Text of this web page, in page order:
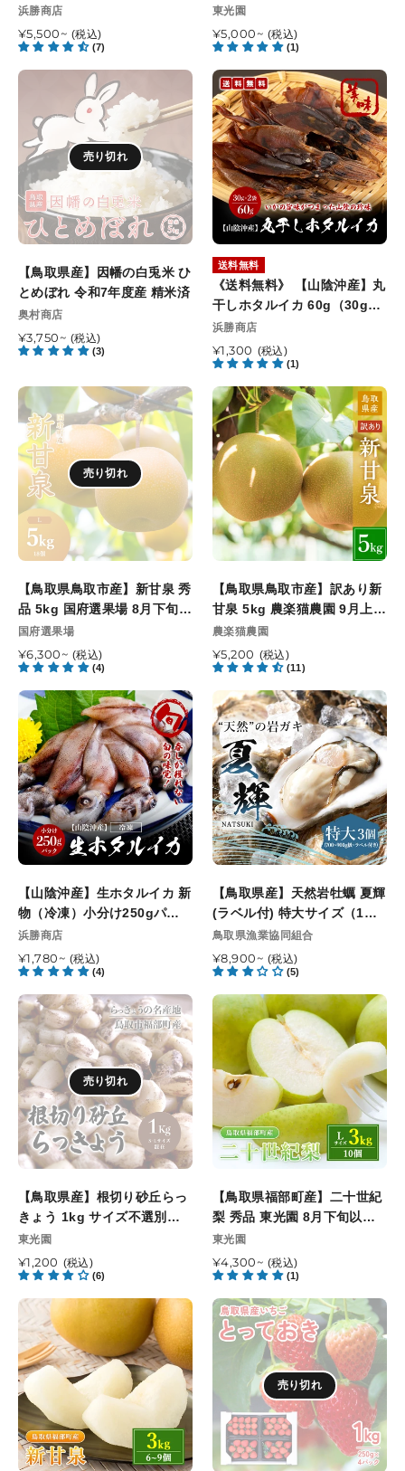
能
文
締
切
8
月
13
日
最
終
お
け
指
定
可
能
日
ニ
(セ
コ
ガ
1kg
ッ
ト
(5
～
入
り)
足
折
れ
～
3
本
～8枚入り) 足折れ1～3本
販
売
元
浜勝商店
通
常
価
¥5,500~ (税込)
(7)
と
新
甘
泉
の
ミ
ッ
ク
ス
セ
ト
品
東
光
園
8
月
末
以
降
順
次
送
開
定
秀品 東光園 8月末以降順次発
送開始予定
販
売
元
東光園
通
常
価
格
¥5,000~ (税込)
(1)
【鳥
産】
因
の
白
兎
ひ
と
め
ぼ
れ
年
度
産
精
米
済
売り切れ
【鳥取県産】因幡の白兎米 ひ
とめぼれ 令和7年度産 精米済
販
売
元
奥村商店
通
常
格
¥3,750~ (税込)
(3)
《送
料
無
料》
【山
陰
沖
産】
丸
干
し
ホ
ル
イ
60g（30g×2
袋）
送料無料
《送料無料》 【山陰沖産】丸
干しホタルイカ 60g（30g×2
袋）
販
売
元
浜勝商店
通
常
価
格
¥1,300 (税込)
(1)
【鳥
取
県
鳥
取
市
産】
新
甘
秀
品
5kg
国
府
選
果
場
8
月
下
旬
以
次
発
送
開
始
予
定
売り切れ
【鳥取県鳥取市産】新甘泉 秀
品 5kg 国府選果場 8月下旬以
降順次発送開始予定
販
売
元
国府選果場
通
常
価
格
¥6,300~ (税込)
(4)
【鳥
取
県
鳥
取
市
産】
訳
新
甘
泉
5kg
農
楽
猫
農
園
9
月
上
旬
頃
次
発
送
開
始
予
定
【鳥取県鳥取市産】訳あり新
甘泉 5kg 農楽猫農園 9月上旬
頃順次発送開始予定
販
売
元
農楽猫農園
通
常
価
格
¥5,200 (税込)
(11)
【山
陰
沖
産】
生
ホ
タ
ル
イ
新
物
（冷
凍）
小
分
け
250g
パ
ッ
ク
【山陰沖産】生ホタルイカ 新
物（冷凍）小分け250gパッ
ク
販
売
元
浜勝商店
通
常
価
格
¥1,780~ (税込)
(4)
【鳥
取
県
産】
天
然
岩
牡
蠣
輝
(ラ
ベ
ル
付)
特
大
イ
ズ
（1
個/700g〜
900g
級）
月
10
日
注
文
締
切
8
最
【鳥取県産】天然岩牡蠣 夏輝
(ラベル付) 特大サイズ（1
個/700g〜900g級）8月10日
注文締切 8月13日最終お届け
指定可能日
販
売
元
鳥取県漁業協同組合
通
常
価
格
¥8,900~ (税込)
(5)
【鳥
取
県
産】
根
切
り
砂
丘
っ
き
ょ
う
1kg
サ
イ
ズ
不
選
別
（SML
混
在）
売り切れ
【鳥取県産】根切り砂丘らっ
きょう 1kg サイズ不選別
（SML混在）
販
売
元
東光園
通
常
価
格
¥1,200 (税込)
(6)
【鳥
取
福
部
産】
二
十
紀
梨
秀
品
東
光
園
8
【鳥取県福部町産】二十世紀
梨 秀品 東光園 8月下旬以降
順次発送開始予定
販
売
元
東光園
通
常
価
格
¥4,300~ (税込)
(1)
【鳥
取
県
福
部
産】
新
甘
【鳥
取
ご】
っ
売り切れ